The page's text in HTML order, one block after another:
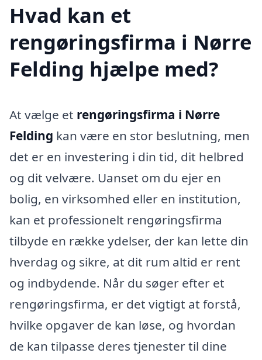
Hvad kan et
rengøringsfirma i Nørre
Felding hjælpe med?
At vælge et rengøringsfirma i Nørre
Felding kan være en stor beslutning, men
det er en investering i din tid, dit helbred
og dit velvære. Uanset om du ejer en
bolig, en virksomhed eller en institution,
kan et professionelt rengøringsfirma
tilbyde en række ydelser, der kan lette din
hverdag og sikre, at dit rum altid er rent
og indbydende. Når du søger efter et
rengøringsfirma, er det vigtigt at forstå,
hvilke opgaver de kan løse, og hvordan
de kan tilpasse deres tjenester til dine